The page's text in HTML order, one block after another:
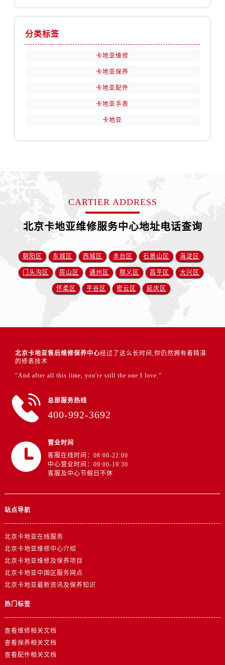
分类标签
卡地亚维修
卡地亚保养
卡地亚配件
卡地亚手表
卡地亚
CARTIER ADDRESS
北京卡地亚维修服务中心地址电话查询
朝阳区 东城区 西城区 丰台区 石景山区 海淀区
门头沟区 房山区 通州区 顺义区 昌平区 大兴区
怀柔区 平谷区 密云区 延庆区
北京卡地亚售后维修保养中心经过了这么长时间,你仍然拥有着精湛
的修表技术
"And after all this time, you're still the one I love.”
总部服务热线
400-992-3692
营业时间
客服在线时间：08:00-22:00
中心营业时间：09:00-19:30
客服及中心节假日不休
站点导航
北京卡地亚在线服务
北京卡地亚维修中心介绍
北京卡地亚维修及保养项目
北京卡地亚中国区服务网点
北京卡地亚最新资讯及保养知识
热门标签
查看维修相关文档
查看保养相关文档
查看配件相关文档